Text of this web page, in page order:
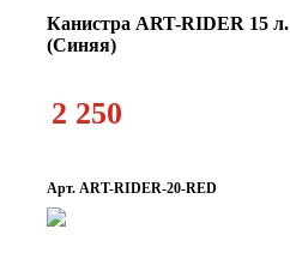
Канистра ART-RIDER 15 л.
(Синяя)
2 250
Арт. ART-RIDER-20-RED